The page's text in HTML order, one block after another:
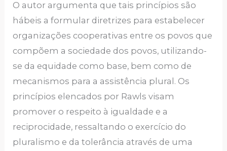
O autor argumenta que tais princípios são
hábeis a formular diretrizes para estabelecer
organizações cooperativas entre os povos que
compõem a sociedade dos povos, utilizando-
se da equidade como base, bem como de
mecanismos para a assistência plural. Os
princípios elencados por Rawls visam
promover o respeito à igualdade e a
reciprocidade, ressaltando o exercício do
pluralismo e da tolerância através de uma